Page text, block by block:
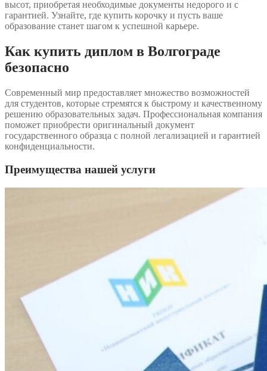
высот, приобретая необходимые документы недорого и с
гарантией. Узнайте, где купить корочку и пусть ваше
образование станет шагом к успешной карьере.
Как купить диплом в Волгограде
безопасно
Современный мир предоставляет множество возможностей
для студентов, которые стремятся к быстрому и качественному
решению образовательных задач. Профессиональная компания
поможет приобрести оригинальный документ
государственного образца с полной легализацией и гарантией
конфиденциальности.
Преимущества нашей услуги